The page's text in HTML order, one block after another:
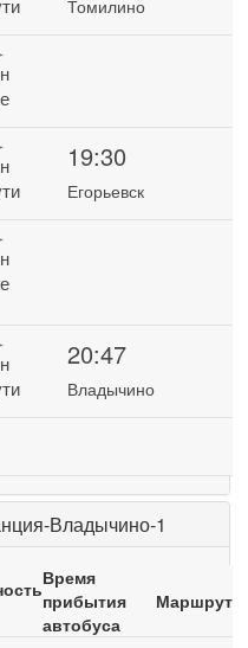
Томилино
19:30
Егорьевск
20:47
Владычино
Владычино-1
Время
прибытия
автобуса
Маршрут